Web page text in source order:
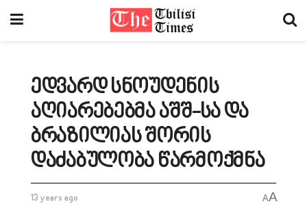
ედვარდ სნოუდენის
აღიარებებმა აშშ-სა და
ბრაზილიას შორის
დაძაბულობა წარმოქმნა
13 years ago AA